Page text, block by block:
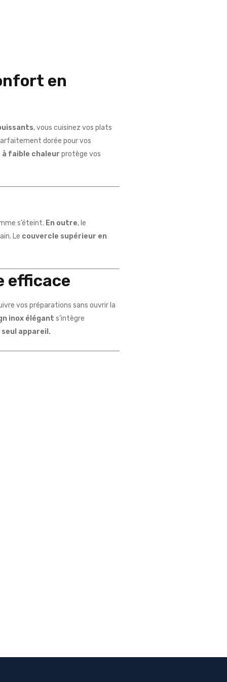
en
, vous cuisinez vos plats
dorée pour vos
faible chaleur protège vos
s’éteint. En outre, le
Le couvercle supérieur en
efficace
vos préparations sans ouvrir la
inox élégant s’intègre
appareil.